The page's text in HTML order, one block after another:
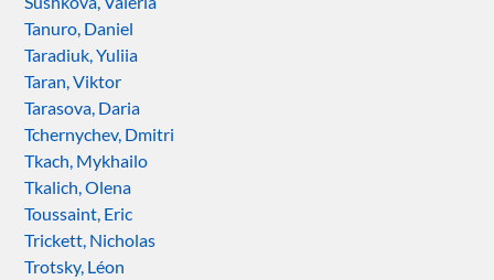
Tanuro, Daniel
Taradiuk, Yuliia
Taran, Viktor
Tarasova, Daria
Tchernychev, Dmitri
Tkach, Mykhailo
Tkalich, Olena
Toussaint, Eric
Trickett, Nicholas
Trotsky, Léon